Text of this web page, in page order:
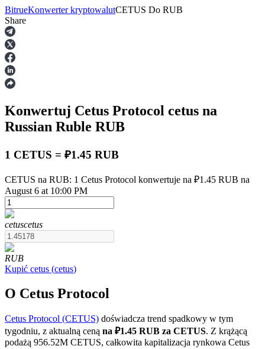
Kontrakty terminowe
Kontrakty terminowe na USDT
Kontrakty futures wykorzystujące USDT jako zabezpieczenie
Kontrakty terminowe COIN-M
Kontrakty terminowe na kryptowaluty
BitrueKonwerter kryptowalutCETUS Do RUB
Share
Konwertuj Cetus Protocol cetus na
Russian Ruble RUB
1 CETUS = ₽1.45 RUB
CETUS na RUB: 1 Cetus Protocol konwertuje na ₽1.45 RUB na
August 6 at 10:00 PM
cetuscetus
RUB
Kupić cetus (cetus)
O Cetus Protocol
Cetus Protocol (CETUS) doświadcza trend spadkowy w tym
tygodniu, z aktualną ceną na ₽1.45 RUB za CETUS. Z krążącą
podażą 956.52M CETUS, całkowita kapitalizacja rynkowa Cetus